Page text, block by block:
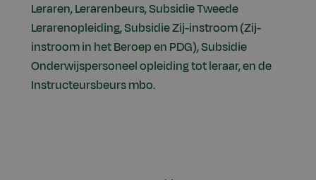
Leraren, Lerarenbeurs, Subsidie Tweede
Lerarenopleiding, Subsidie Zij-instroom (Zij-
instroom in het Beroep en PDG), Subsidie
Onderwijspersoneel opleiding tot leraar, en de
Instructeursbeurs mbo.